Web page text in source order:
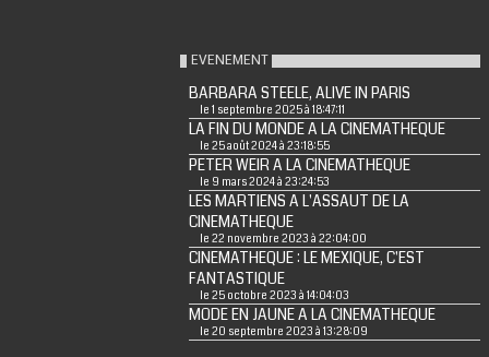
EVENEMENT
BARBARA STEELE, ALIVE IN PARIS
le 1 septembre 2025 à 18:47:11
LA FIN DU MONDE A LA CINEMATHEQUE
le 25 août 2024 à 23:18:55
PETER WEIR A LA CINEMATHEQUE
le 9 mars 2024 à 23:24:53
LES MARTIENS A L'ASSAUT DE LA
CINEMATHEQUE
le 22 novembre 2023 à 22:04:00
CINEMATHEQUE : LE MEXIQUE, C'EST
FANTASTIQUE
le 25 octobre 2023 à 14:04:03
MODE EN JAUNE A LA CINEMATHEQUE
le 20 septembre 2023 à 13:28:09